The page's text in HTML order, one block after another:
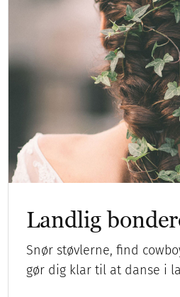
Landlig
Snør støvlerne, find
gør dig klar til at danse i